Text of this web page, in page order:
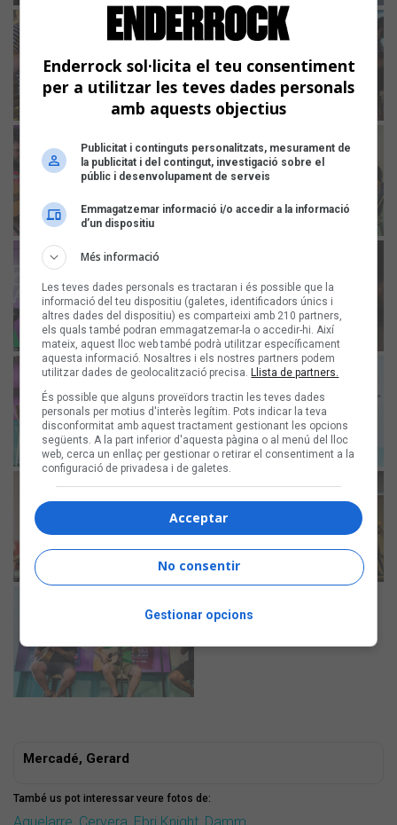
Mercadé, Gerard
També us pot interessar veure fotos de:
Aquelarre, Cervera, Ebri Knight, Damm
Enderrock sol·licita el teu consentiment
per a utilitzar les teves dades personals
amb aquests objectius
Publicitat i continguts personalitzats, mesurament de
la publicitat i del contingut, investigació sobre el
públic i desenvolupament de serveis
Emmagatzemar informació i/o accedir a la informació
d’un dispositiu
Més informació
Les teves dades personals es tractaran i és possible que la
informació del teu dispositiu (galetes, identificadors únics i
altres dades del dispositiu) es comparteixi amb 210 partners,
els quals també podran emmagatzemar-la o accedir-hi. Així
mateix, aquest lloc web també podrà utilitzar específicament
aquesta informació. Nosaltres i els nostres partners podem
utilitzar dades de geolocalització precisa. Llista de partners.
És possible que alguns proveïdors tractin les teves dades
personals per motius d'interès legítim. Pots indicar la teva
disconformitat amb aquest tractament gestionant les opcions
següents. A la part inferior d'aquesta pàgina o al menú del lloc
web, cerca un enllaç per gestionar o retirar el consentiment a la
configuració de privadesa i de galetes.
Acceptar
No consentir
Gestionar opcions